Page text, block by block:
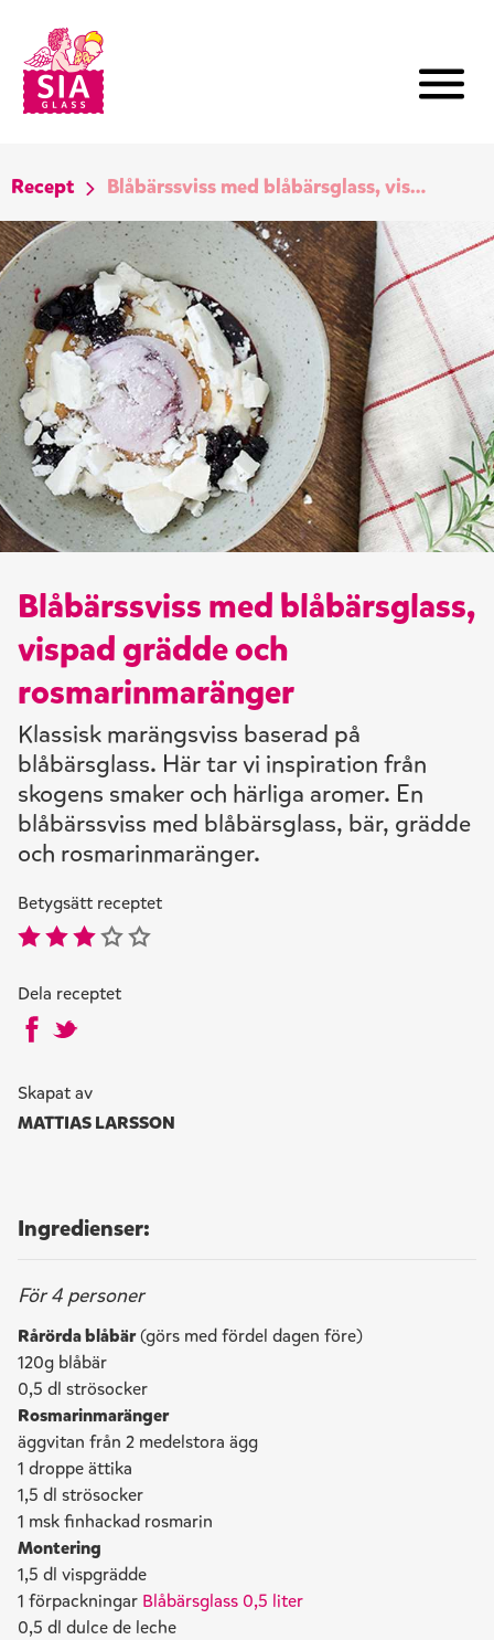
Blåbärssviss med blåbärsglass,
vispad grädde och
rosmarinmaränger
Klassisk marängsviss baserad på
blåbärsglass. Här tar vi inspiration från
skogens smaker och härliga aromer. En
blåbärssviss med blåbärsglass, bär, grädde
och rosmarinmaränger.
Betygsätt receptet
Dela receptet
Skapat av
MATTIAS LARSSON
Recept Blåbärssviss med blåbärsglass, vispad grädde och rosmarinmaränger
Ingredienser:
För 4 personer
Rårörda blåbär(görs med fördel dagen före)
120g blåbär
0,5 dl strösocker
Rosmarinmaränger
äggvitan från 2 medelstora ägg
1 droppe ättika
1,5 dl strösocker
1 msk finhackad rosmarin
Montering
1,5 dl vispgrädde
1 förpackningar Blåbärsglass 0,5 liter
0,5 dl dulce de leche